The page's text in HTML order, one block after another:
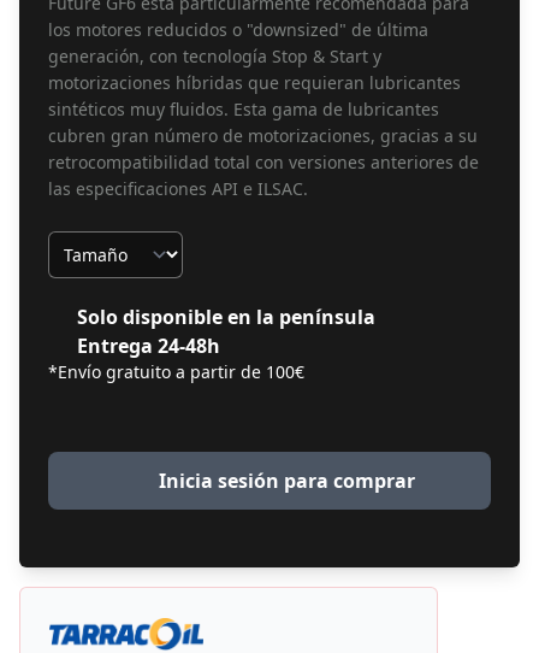
los motores reducidos o "downsized" de última
generación, con tecnología Stop & Start y
motorizaciones híbridas que requieran lubricantes
sintéticos muy fluidos. Esta gama de lubricantes
cubren gran número de motorizaciones, gracias a su
retrocompatibilidad total con versiones anteriores de
las especificaciones API e ILSAC.
Tamaño
Solo disponible en la península
Entrega 24-48h
*Envío gratuito a partir de 100€
Inicia sesión para comprar